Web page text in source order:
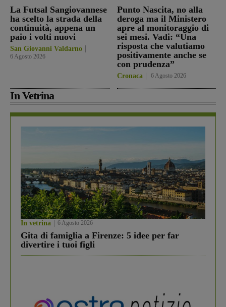
La Futsal Sangiovannese
ha scelto la strada della
continuità, appena un
paio i volti nuovi
San Giovanni Valdarno
6 Agosto 2026
Punto Nascita, no alla
deroga ma il Ministero
apre al monitoraggio di
sei mesi. Vadi: “Una
risposta che valutiamo
positivamente anche se
con prudenza”
Cronaca 6 Agosto 2026
In Vetrina
In vetrina 6 Agosto 2026
Gita di famiglia a Firenze: 5 idee per far
divertire i tuoi figli